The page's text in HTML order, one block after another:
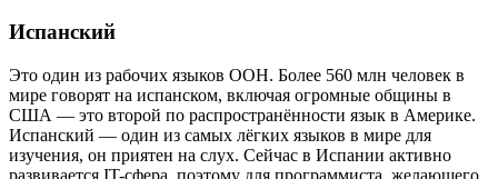
Испанский
Это один из рабочих языков ООН. Более 560 млн человек в
мире говорят на испанском, включая огромные общины в
США — это второй по распространённости язык в Америке.
Испанский — один из самых лёгких языков в мире для
изучения, он приятен на слух. Сейчас в Испании активно